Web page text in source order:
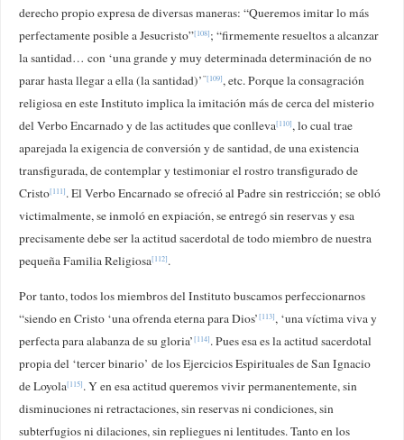
derecho propio expresa de diversas maneras: “Queremos imitar lo más
perfectamente posible a Jesucristo”[108]; “firmemente resueltos a alcanzar
la santidad… con ‘una grande y muy determinada determinación de no
parar hasta llegar a ella (la santidad)’”[109], etc. Porque la consagración
religiosa en este Instituto implica la imitación más de cerca del misterio
del Verbo Encarnado y de las actitudes que conlleva[110], lo cual trae
aparejada la exigencia de conversión y de santidad, de una existencia
transfigurada, de contemplar y testimoniar el rostro transfigurado de
Cristo[111]. El Verbo Encarnado se ofreció al Padre sin restricción; se obló
victimalmente, se inmoló en expiación, se entregó sin reservas y esa
precisamente debe ser la actitud sacerdotal de todo miembro de nuestra
pequeña Familia Religiosa[112].
Por tanto, todos los miembros del Instituto buscamos perfeccionarnos
“siendo en Cristo ‘una ofrenda eterna para Dios’[113], ‘una víctima viva y
perfecta para alabanza de su gloria’[114]. Pues esa es la actitud sacerdotal
propia del ‘tercer binario’ de los Ejercicios Espirituales de San Ignacio
de Loyola[115]. Y en esa actitud queremos vivir permanentemente, sin
disminuciones ni retractaciones, sin reservas ni condiciones, sin
subterfugios ni dilaciones, sin repliegues ni lentitudes. Tanto en los